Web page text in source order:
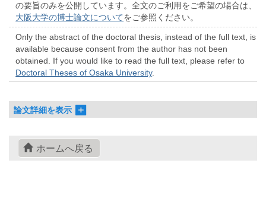
の要旨のみを公開しています。全文のご利用をご希望の場合は、
大阪大学の博士論文についてをご参照ください。
Only the abstract of the doctoral thesis, instead of the full text, is
available because consent from the author has not been
obtained. If you would like to read the full text, please refer to
Doctoral Theses of Osaka University.
論文詳細を表示
ホームへ戻る